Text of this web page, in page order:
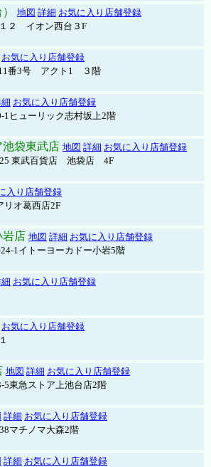
地図 詳細 お気に入り店舗登録
２ イオン西台３F
お気に入り店舗登録
11番3号 アクト1 ３階
お気に入り店舗登録
1ヒューリック志村坂上2階
袋東武店 地図 詳細 お気に入り店舗登録
25 東武百貨店 池袋店 4F
入り店舗登録
オ葛西店2F
岩店 地図 詳細 お気に入り店舗登録
1イトーヨーカドー小岩5階
お気に入り店舗登録
お気に入り店舗登録
地図 詳細 お気に入り店舗登録
5東急ストア上池台店2階
詳細 お気に入り店舗登録
マチノマ大森2階
詳細 お気に入り店舗登録